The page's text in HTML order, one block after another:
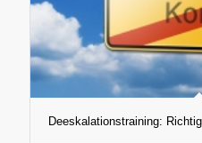
Deeskalationstraining: